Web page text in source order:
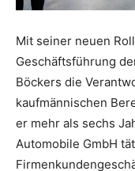
Mit seiner neuen
Geschäftsführung
Böckers die
kaufmännischen
er mehr als sechs
Automobile GmbH